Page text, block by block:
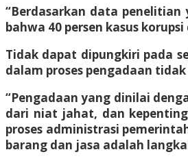
“Berdasarkan data
bahwa 40 persen kasus
Tidak dapat dipungkiri pada
dalam proses pengadaan
“Pengadaan yang dinilai
dari niat jahat, dan
proses administrasi
barang dan jasa adalah